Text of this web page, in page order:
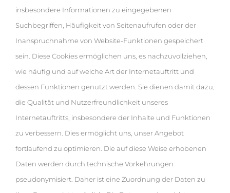
insbesondere Informationen zu eingegebenen
Suchbegriffen, Häufigkeit von Seitenaufrufen oder der
Inanspruchnahme von Website-Funktionen gespeichert
sein. Diese Cookies ermöglichen uns, es nachzuvollziehen,
wie häufig und auf welche Art der Internetauftritt und
dessen Funktionen genutzt werden. Sie dienen damit dazu,
die Qualität und Nutzerfreundlichkeit unseres
Internetauftritts, insbesondere der Inhalte und Funktionen
zu verbessern. Dies ermöglicht uns, unser Angebot
fortlaufend zu optimieren. Die auf diese Weise erhobenen
Daten werden durch technische Vorkehrungen
pseudonymisiert. Daher ist eine Zuordnung der Daten zu